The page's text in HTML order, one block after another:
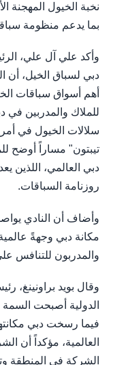
نخبة الخيول المهجنة
بما يدعم منظومة
وأكد علي آل علي،
دبي لسباق الخيل، أن
أهم أسواق سباقات
للملاك والمدربين
سلالات الخيول في
تيبتون" مساراً أوضح
دبي العالمي، اللذين
روزنامة السباقات.
وأضاف أن النادي
مكانة دبي وجهةً
والمدربون للتنافس
وقال بويد براونينغ،
الدولية أصبحت السمة
فيما رسخت دبي
العالمية، مؤكداً أن
الشركة في المنطقة